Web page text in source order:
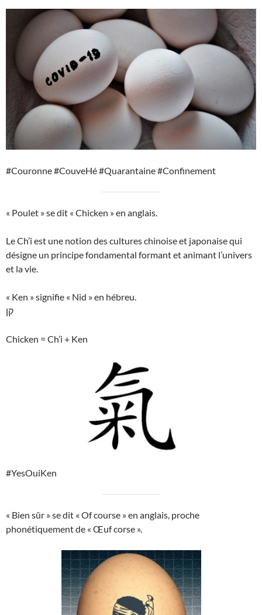
#Couronne #CouveHé #Quarantaine #Confinement
« Poulet » se dit « Chicken » en anglais.
Le Ch’i est une notion des cultures chinoise et japonaise qui
désigne un principe fondamental formant et animant l’univers
et la vie.
« Ken » signifie « Nid » en hébreu.
קן
Chicken = Ch’i + Ken
#YesOuiKen
« Bien sûr » se dit « Of course » en anglais, proche
phonétiquement de « Œuf corse ».